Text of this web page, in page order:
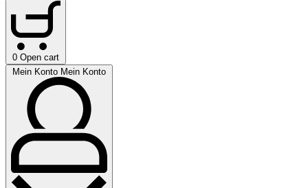
0 Open cart
Mein Konto Mein Konto